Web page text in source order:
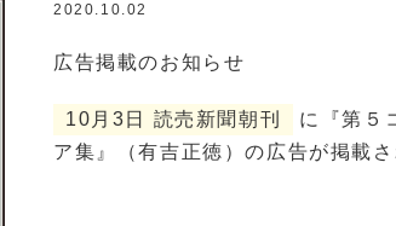
2020.10.02
広告掲載のお知らせ
10月3日 読売新聞朝刊
に『第５
ア集』（有吉正徳）の広告が掲載さ